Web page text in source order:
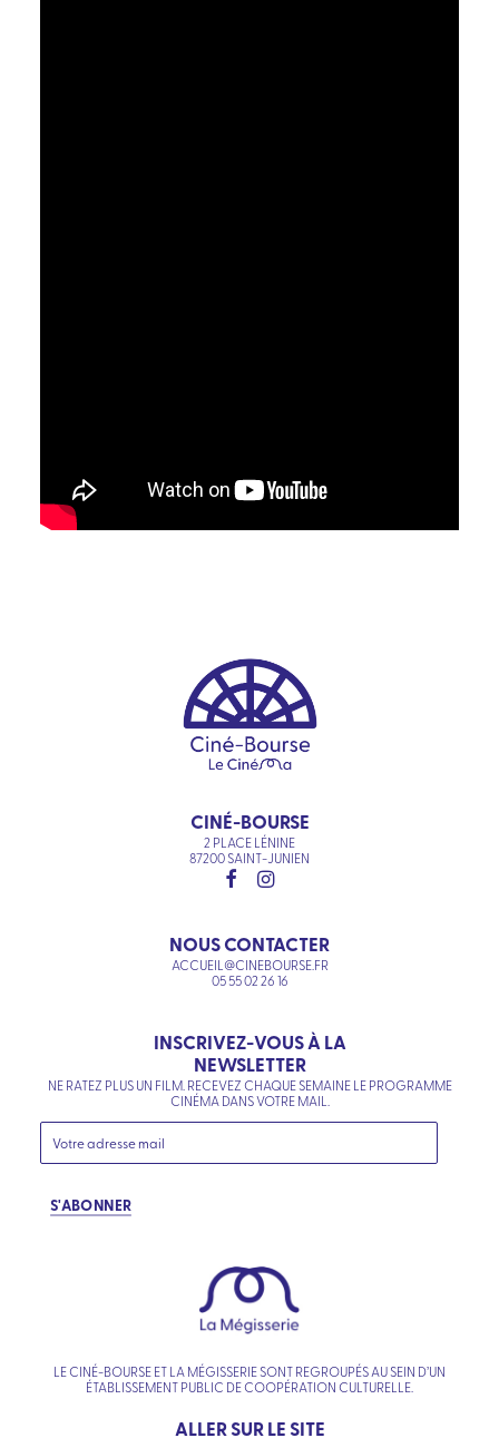
CINÉ-BOURSE
2 PLACE LÉNINE
87200 SAINT-JUNIEN
NOUS CONTACTER
ACCUEIL@CINEBOURSE.FR
05 55 02 26 16
INSCRIVEZ-VOUS À LA
NEWSLETTER
NE RATEZ PLUS UN FILM. RECEVEZ CHAQUE SEMAINE LE PROGRAMME
CINÉMA DANS VOTRE MAIL.
S'ABONNER
LE CINÉ-BOURSE ET LA MÉGISSERIE SONT REGROUPÉS AU SEIN D’UN
ÉTABLISSEMENT PUBLIC DE COOPÉRATION CULTURELLE.
ALLER SUR LE SITE